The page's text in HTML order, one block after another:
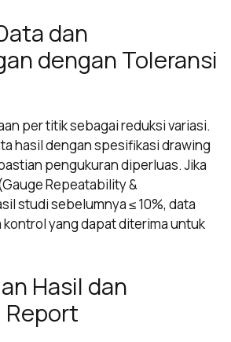
dan
dengan Toleransi
per titik sebagai reduksi variasi.
hasil dengan spesifikasi drawing
pengukuran diperluas. Jika
Repeatability &
studi sebelumnya ≤ 10%, data
kontrol yang dapat diterima untuk
Hasil dan